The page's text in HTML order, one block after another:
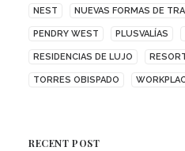
NEST NUEVAS FORMAS DE
PENDRY WEST PLUSVALÍAS
RESIDENCIAS DE LUJO
TORRES OBISPADO
RECENT POST